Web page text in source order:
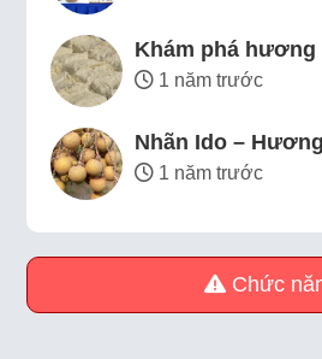
Khám phá hương
1 năm trước
Nhãn Ido –
1 năm trước
Chức